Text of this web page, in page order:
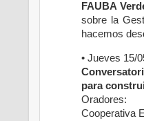
FAUBA
sobre la
hacemos
• Jueves 15/
para
Oradores:
Cooperativa